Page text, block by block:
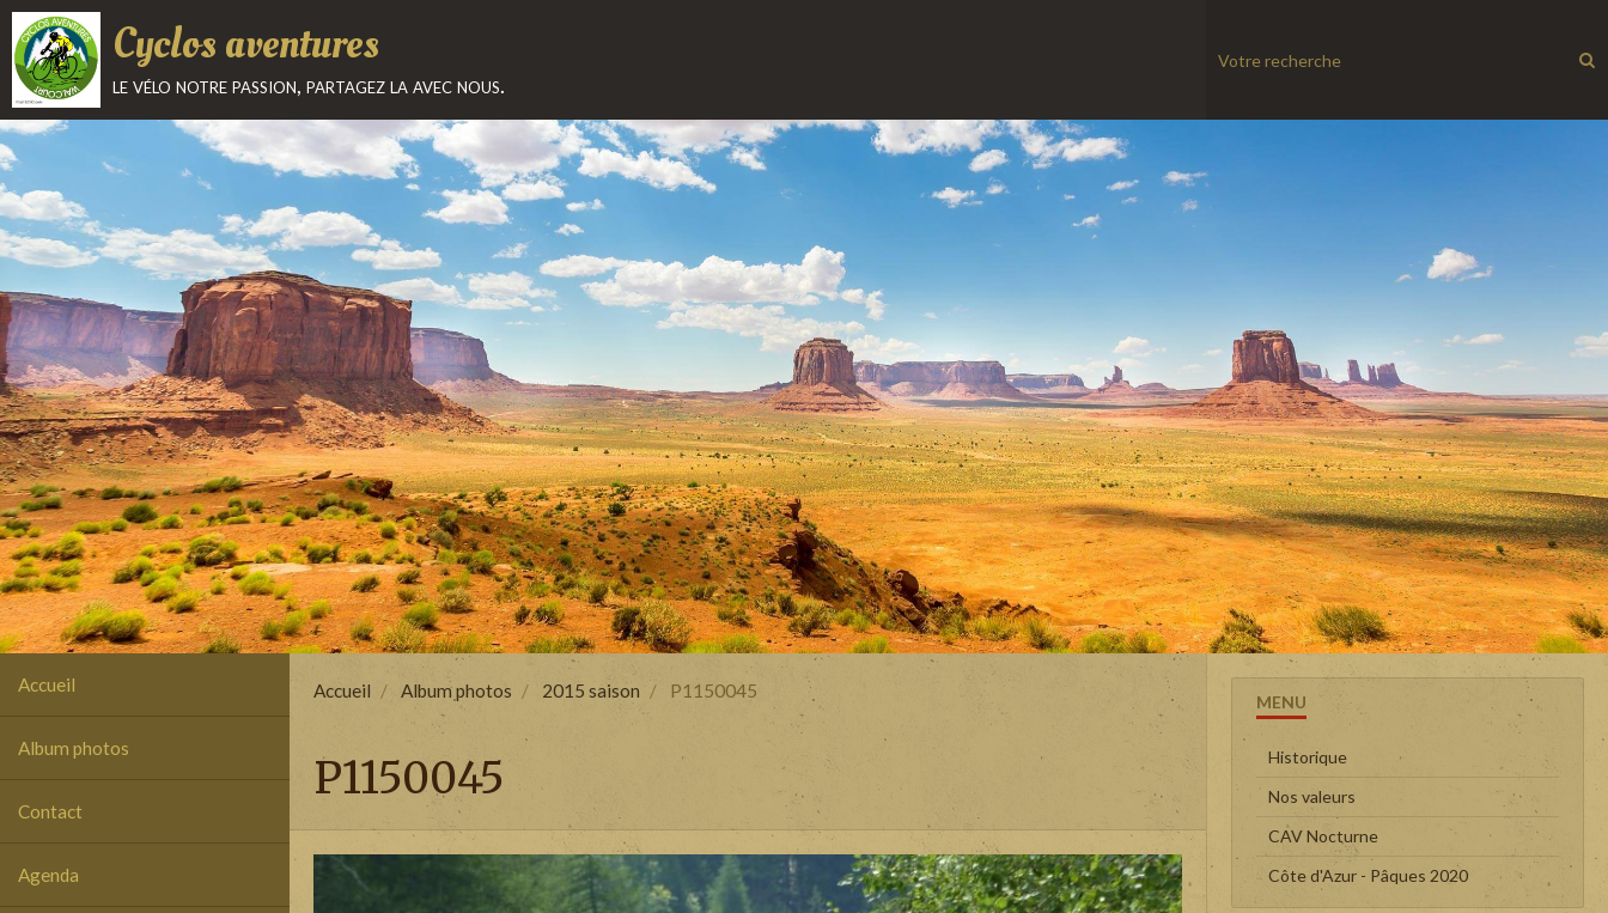
Cyclos aventures
le vélo notre passion, partagez la avec nous.
Accueil
Album photos
Contact
Agenda
Accueil Album photos 2015 saison P1150045
P1150045
MENU
Historique
Nos valeurs
CAV Nocturne
Côte d'Azur - Pâques 2020